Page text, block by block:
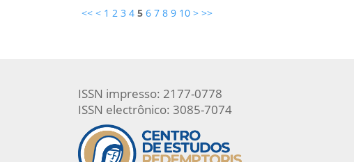
<< < 1 2 3 4 5 6 7 8 9 10 > >>
ISSN impresso: 2177-0778
ISSN electrônico: 3085-7074